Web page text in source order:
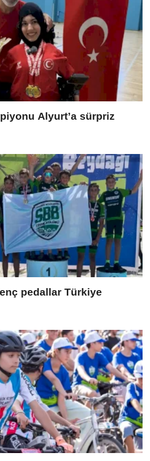
Alyurt’a sürpriz
pedallar Türkiye